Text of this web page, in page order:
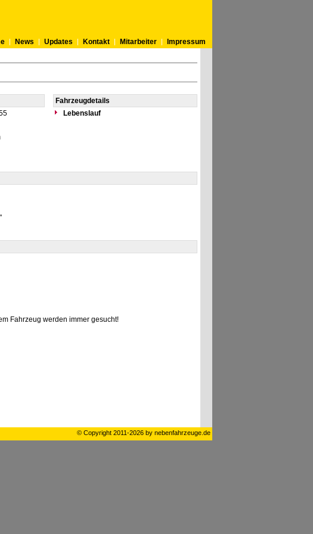
News Updates Kontakt Mitarbeiter
Impressum
Fahrzeugdetails
Lebenslauf
Fahrzeug werden immer gesucht!
© Copyright 2011-2026 by nebenfahrzeuge.de